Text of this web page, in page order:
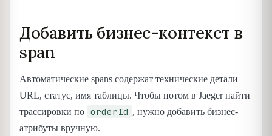
Добавить бизнес-контекст в
span
Автоматические spans содержат технические детали —
URL, статус, имя таблицы. Чтобы потом в Jaeger найти
трассировки по orderId , нужно добавить бизнес-
атрибуты вручную.